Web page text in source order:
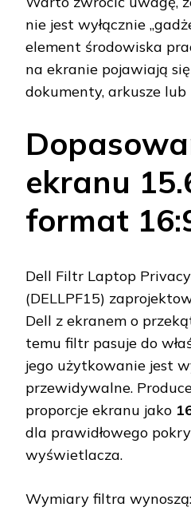
nie jest wyłącznie
element środowiska
na ekranie pojawiają
dokumenty, arkusze lub
ekranu
format
Dell Filtr Laptop
(DELLPF15)
Dell z ekranem o
temu filtr pasuje do
jego użytkowanie jest
przewidywalne.
proporcje ekranu jako
dla prawidłowego
wyświetlacza.
Wymiary filtra wynoszą: